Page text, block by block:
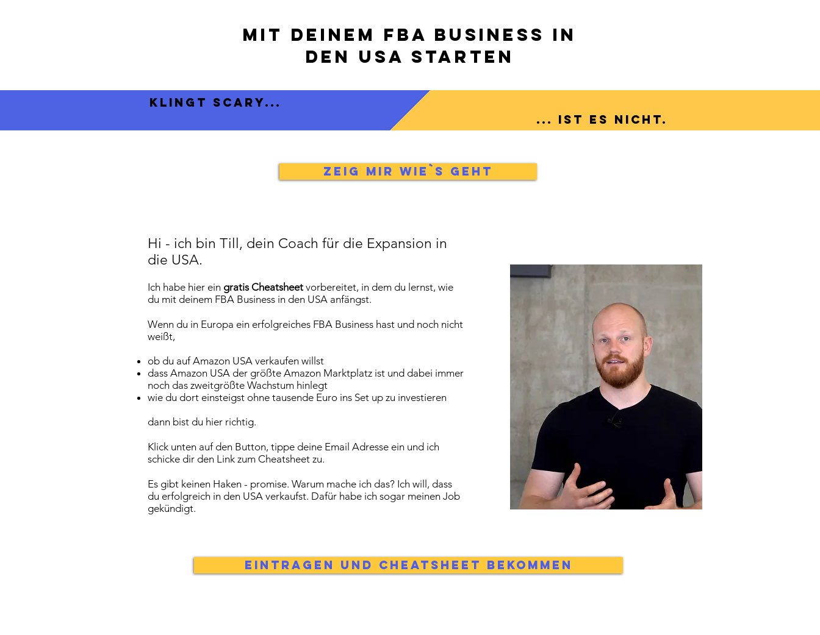
mit deinem FBA Business in
den USA starten
klingt scary...
... ist es nicht.
zeig mir wie`s geht
Hi - ich bin Till, dein Coach für die Expansion in
die USA.
Ich habe hier ein gratis Cheatsheet vorbereitet, in dem du lernst, wie
du mit deinem FBA Business in den USA anfängst.
Wenn du in Europa ein erfolgreiches FBA Business hast und noch nicht
weißt,
ob du auf Amazon USA verkaufen willst
dass Amazon USA der größte Amazon Marktplatz ist und dabei immer
noch das zweitgrößte Wachstum hinlegt
wie du dort einsteigst ohne tausende Euro ins Set up zu investieren
dann bist du hier richtig.
Klick unten auf den Button, tippe deine Email Adresse ein und ich
schicke dir den Link zum Cheatsheet zu.
Es gibt keinen Haken - promise. Warum mache ich das? Ich will, dass
du erfolgreich in den USA verkaufst. Dafür habe ich sogar meinen Job
gekündigt.
Eintragen und Cheatsheet bekommen